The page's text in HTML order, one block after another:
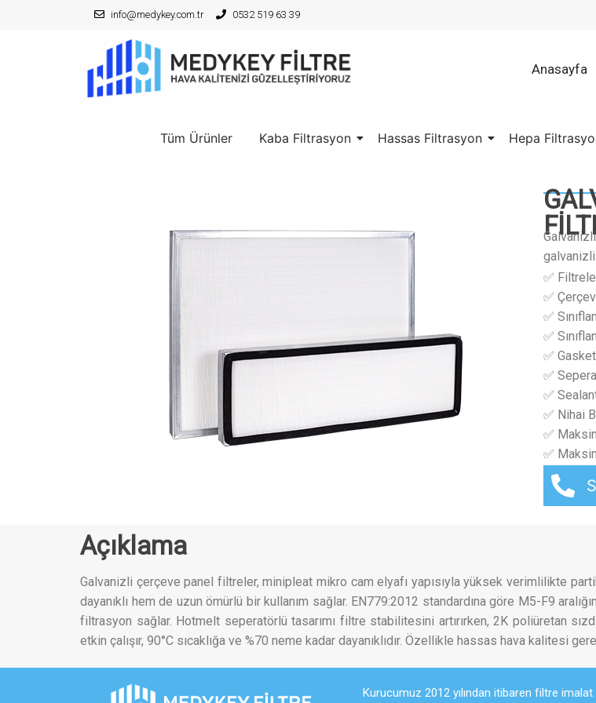
info@medykey.com.tr 0532 519 63 39
Anasayfa
Tüm Ürünler Kaba Filtrasyon Hassas Filtrasyon Hepa
✅
✅
✅
✅
✅
✅
✅
✅ Nihai
✅
✅
Açıklama
Galvanizli çerçeve panel filtreler, minipleat mikro cam elyafı yapısıyla yüksek verimlilikte
dayanıklı hem de uzun ömürlü bir kullanım sağlar. EN779:2012 standardına göre M5-F9
filtrasyon sağlar. Hotmelt seperatörlü tasarımı filtre stabilitesini artırırken, 2K poliüretan
etkin çalışır, 90°C sıcaklığa ve %70 neme kadar dayanıklıdır. Özellikle hassas hava kalitesi
Kurucumuz 2012 yılından itibaren filtre